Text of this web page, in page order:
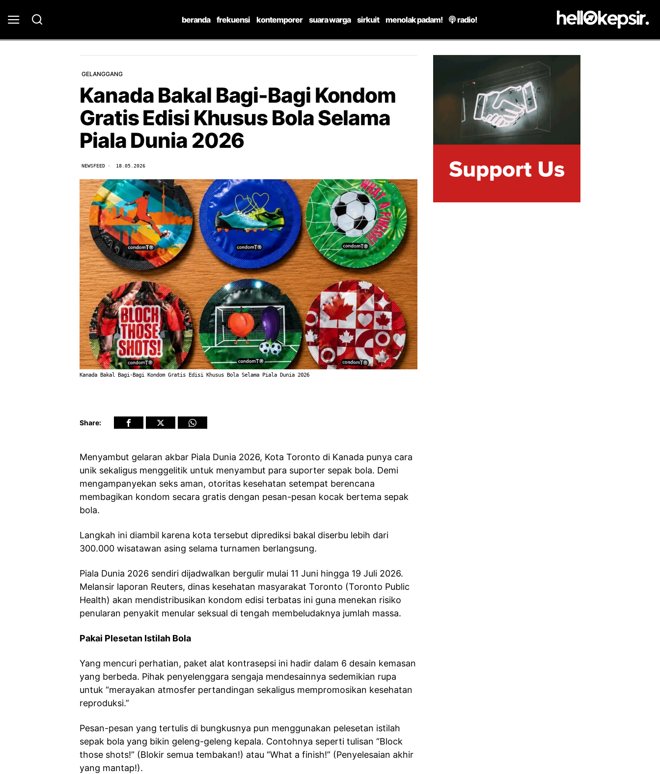
beranda frekuensi kontemporer suara warga sirkuit menolak padam! radio!
GELANGGANG
Kanada Bakal Bagi-Bagi Kondom
Gratis Edisi Khusus Bola Selama
Piala Dunia 2026
NEWSFEED 18.05.2026
Kanada Bakal Bagi-Bagi Kondom Gratis Edisi Khusus Bola Selama Piala Dunia 2026
Share:
Menyambut gelaran akbar Piala Dunia 2026, Kota Toronto di Kanada punya cara
unik sekaligus menggelitik untuk menyambut para suporter sepak bola. Demi
mengampanyekan seks aman, otoritas kesehatan setempat berencana
membagikan kondom secara gratis dengan pesan-pesan kocak bertema sepak
bola.
Langkah ini diambil karena kota tersebut diprediksi bakal diserbu lebih dari
300.000 wisatawan asing selama turnamen berlangsung.
Piala Dunia 2026 sendiri dijadwalkan bergulir mulai 11 Juni hingga 19 Juli 2026.
Melansir laporan Reuters, dinas kesehatan masyarakat Toronto (Toronto Public
Health) akan mendistribusikan kondom edisi terbatas ini guna menekan risiko
penularan penyakit menular seksual di tengah membeludaknya jumlah massa.
Pakai Plesetan Istilah Bola
Yang mencuri perhatian, paket alat kontrasepsi ini hadir dalam 6 desain kemasan
yang berbeda. Pihak penyelenggara sengaja mendesainnya sedemikian rupa
untuk “merayakan atmosfer pertandingan sekaligus mempromosikan kesehatan
reproduksi.”
Pesan-pesan yang tertulis di bungkusnya pun menggunakan pelesetan istilah
sepak bola yang bikin geleng-geleng kepala. Contohnya seperti tulisan “Block
those shots!” (Blokir semua tembakan!) atau “What a finish!” (Penyelesaian akhir
yang mantap!).